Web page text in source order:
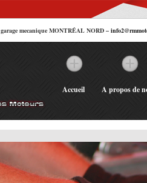
garage mecanique MONTRÉAL NORD –
Accueil A propos de